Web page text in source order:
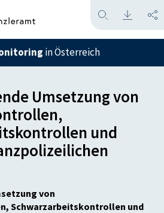
in Österreich
Umsetzung von
und
von
Schwarzarbeitskontrollen und